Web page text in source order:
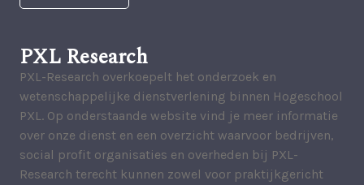
PXL Research
PXL-Research overkoepelt het onderzoek en
wetenschappelijke dienstverlening binnen Hogeschool
PXL. Op onderstaande website vind je meer informatie
over onze dienst en een overzicht waarvoor bedrijven,
social profit organisaties en overheden bij PXL-
Research terecht kunnen zowel voor praktijkgericht